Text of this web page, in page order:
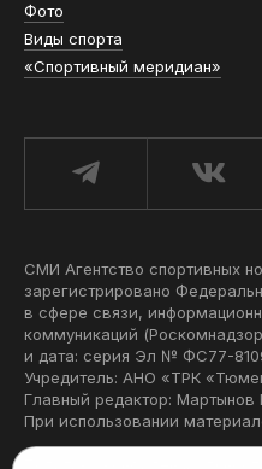
Фото
Виды спорта
«Спортивный меридиан»
СМИ Агентство спортивных
зарегистрировано
в сфере связи,
коммуникаций
и дата: серия Эл № ФС77-
Учредитель: АНО «ТРК
Главный редактор: Мартынов
При использовании